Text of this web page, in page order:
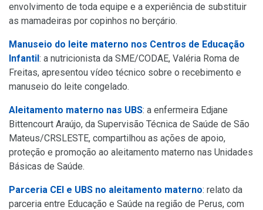
envolvimento de toda equipe e a experiência de substituir
as mamadeiras por copinhos no berçário.
Manuseio do leite materno nos Centros de Educação
Infantil: a nutricionista da SME/CODAE, Valéria Roma de
Freitas, apresentou vídeo técnico sobre o recebimento e
manuseio do leite congelado.
Aleitamento materno nas UBS: a enfermeira Edjane
Bittencourt Araújo, da Supervisão Técnica de Saúde de São
Mateus/CRSLESTE, compartilhou as ações de apoio,
proteção e promoção ao aleitamento materno nas Unidades
Básicas de Saúde.
Parceria CEI e UBS no aleitamento materno: relato da
parceria entre Educação e Saúde na região de Perus, com